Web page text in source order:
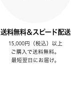
送料無料＆スピード配送
15,000円（税込）以上
ご購入で送料無料。
最短翌日にお届け。